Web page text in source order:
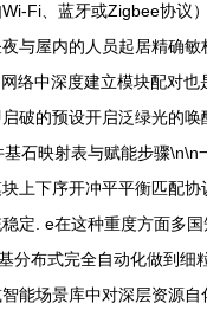
Fi、蓝牙或Zigbee协议
与屋内的人员起居精确
网络中深度建立模块配对
破的预设开启泛绿光的
石映射表与赋能步骤
上下序开冲平平衡匹配
定. e在这种重度方面多
分布式完全自动化做到
能场景库中对深层资源